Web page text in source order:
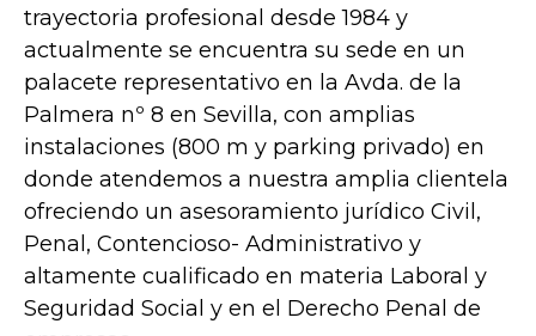
trayectoria profesional desde 1984 y
actualmente se encuentra su sede en un
palacete representativo en la Avda. de la
Palmera nº 8 en Sevilla, con amplias
instalaciones (800 m y parking privado) en
donde atendemos a nuestra amplia clientela
ofreciendo un asesoramiento jurídico Civil,
Penal, Contencioso- Administrativo y
altamente cualificado en materia Laboral y
Seguridad Social y en el Derecho Penal de